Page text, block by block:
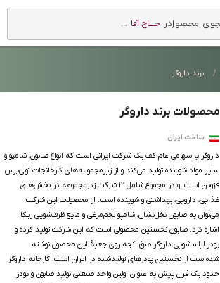
در حــــاج آقا ...
برند داروگر
محصولات برند داروگر
ساخت ایران
داروگر یا سهامی عام کف یک شرکت ایرانی است که انواع صابون، شامپو و
سایر مواد شوینده تولید می‌کند و از زیرمجموعه‌های کارخانجات تولی‌پرس
قزوین است. و در مجموع شامل ۱۲ شرکت زیرمجموعه در بخش‌های
غذایی، دارویی، بهداشتی و شوینده است. از محصولات این شرکت
می‌توان به صابون نخل‌نشان، شامپو تخم‌مرغی و مایع ظرف‌شویی ریکا
اشاره کرد. صابون نخستین محصولی است که این شرکت تولید کرده و
پودر لباسشویی داروگر طبق آنچه روی جعبهٔ این محصول نوشته
شده‌است از نخستین پودرهای تولیدشده در ایران است. کارخانه داروگر
حدود یک قرن پیش به عنوان اولین واحد صنعتی تولید صابون و پودر